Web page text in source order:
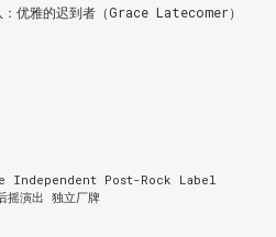
优雅的迟到者（Grace Latecomer）
Independent Post-Rock Label
摇演出 独立厂牌